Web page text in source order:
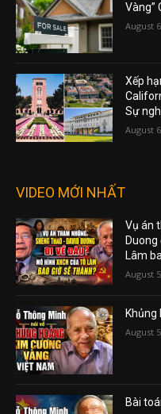
Vàng”
August
Xếp
Sự
August
VIDEO MỚI NHẤT
Vụ án
Duong
Lâm
August
August
Bài